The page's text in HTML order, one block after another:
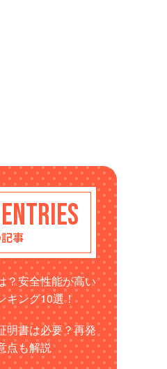
事
？安全性能が高い
キング10選！
明書は必要？再発
点も解説